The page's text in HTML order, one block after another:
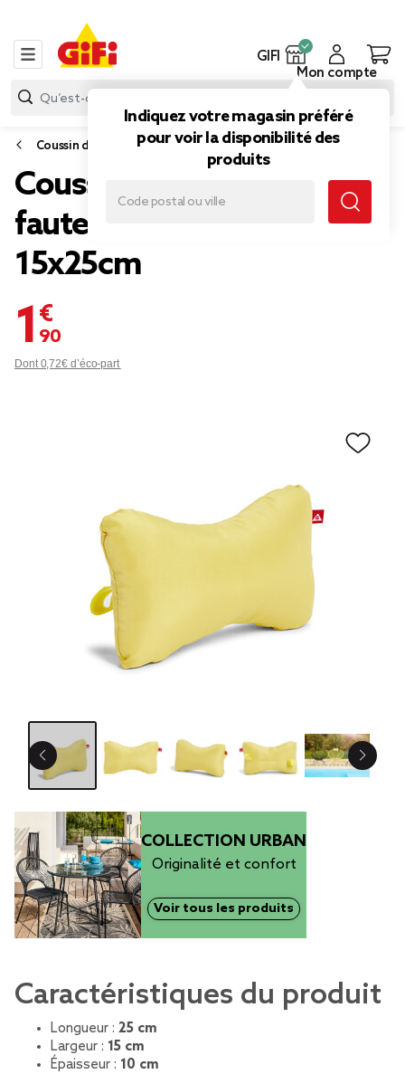
GIFI
Indiquez votre magasin préféré
pour voir la disponibilité des
produits
Mon compte
Coussin d'extérieur
Coussin de tête pour
fauteuil Urban uni jaune
15x25cm
1,90 €
Dont 0,72€ d’éco-part
COLLECTION URBAN
Originalité et confort
Voir tous les produits
Caractéristiques du produit
Longueur : 25 cm
Largeur : 15 cm
Épaisseur : 10 cm